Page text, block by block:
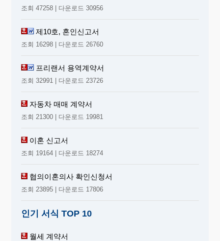
조회 47258 | 다운로드 30956
제10호, 혼인신고서
조회 16298 | 다운로드 26760
프리랜서 용역계약서
조회 32991 | 다운로드 23726
자동차 매매 계약서
조회 21300 | 다운로드 19981
이혼 신고서
조회 19164 | 다운로드 18274
협의이혼의사 확인신청서
조회 23895 | 다운로드 17806
인기 서식 TOP 10
월세 계약서